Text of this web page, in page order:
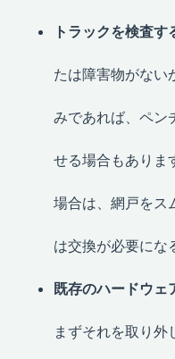
トラックを検査す
たは障害物がない
みであれば、ペン
せる場合もありま
場合は、網戸をス
は交換が必要にな
既存のハードウェ
まずそれを取り外